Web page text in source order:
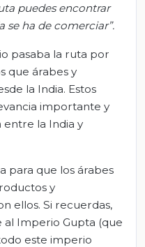
puedes encontrar
se ha de comerciar”.
pasaba la ruta por
que árabes y
la India. Estos
importante y
la India y
para que los árabes
y
ellos. Si recuerdas,
al Imperio Gupta (que
este imperio